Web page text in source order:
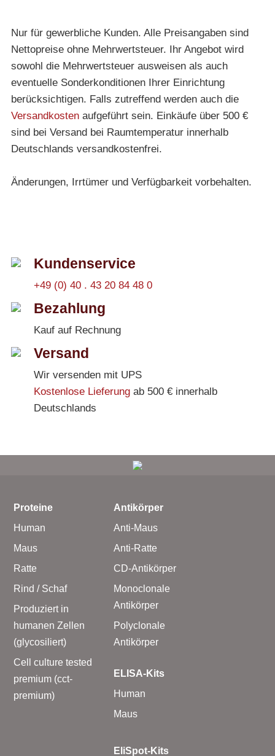
Nur für gewerbliche Kunden. Alle Preisangaben sind
Nettopreise ohne Mehrwertsteuer. Ihr Angebot wird
sowohl die Mehrwertsteuer ausweisen als auch
eventuelle Sonderkonditionen Ihrer Einrichtung
berücksichtigen. Falls zutreffend werden auch die
Versandkostenaufgeführt sein. Einkäufe über 500 €
sind bei Versand bei Raumtemperatur innerhalb
Deutschlands versandkostenfrei.
Änderungen, Irrtümer und Verfügbarkeit vorbehalten.
Kundenservice
+49 (0) 40 . 43 20 84 48 0
Bezahlung
Kauf auf Rechnung
Versand
Wir versenden mit UPS
Kostenlose Lieferungab 500 € innerhalb
Deutschlands
Proteine
Human
Maus
Ratte
Rind / Schaf
Produziert in
humanen Zellen
(glycosiliert)
Cell culture tested
premium (cct-
premium)
Antikörper
Anti-Maus
Anti-Ratte
CD-Antikörper
Monoclonale
Antikörper
Polyclonale
Antikörper
ELISA-Kits
Human
Maus
EliSpot-Kits